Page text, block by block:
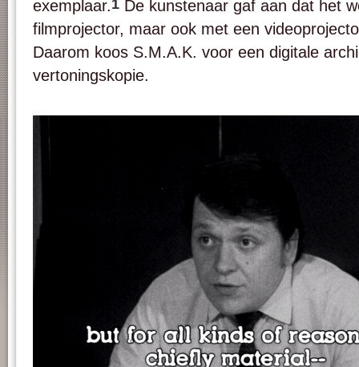
exemplaar.1 De kunstenaar gaf aan dat het
filmprojector, maar ook met een
Daarom koos S.M.A.K. voor een digitale
vertoningskopie.